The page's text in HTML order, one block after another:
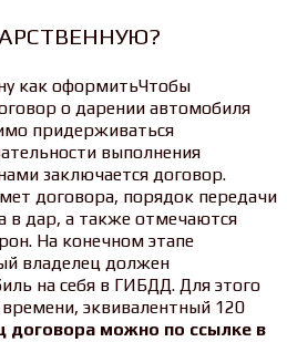
Чтобы
о дарении автомобиля
придерживаться
выполнения
заключается договор.
договора, порядок передачи
в дар, а также отмечаются
На конечном этапе
владелец должен
на себя в ГИБДД. Для этого
эквивалентный 120
договора можно по ссылке в